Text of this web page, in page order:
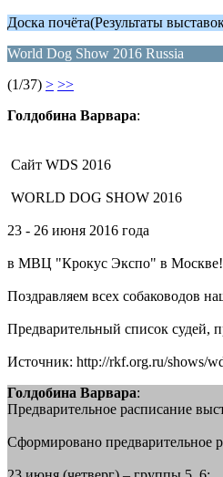
Доска почёта(Результаты
World Dog Show 2016 Russia
(1/37) > >>
Голдобина Варвара:
Сайт WDS 2016
WORLD DOG SHOW 2016
23 - 26 июня 2016 года
в МВЦ "Крокус Экспо" в Москве!
Поздравляем всех собаководов
Предварительный список
Источник: http://rkf.org.ru/shows/
Голдобина Варвара:
Предварительное расписание
Сформировано предварительное